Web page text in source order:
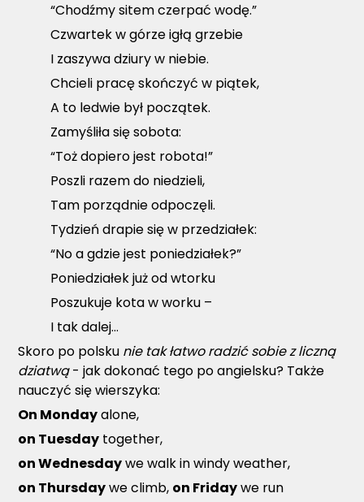
“Chodźmy sitem czerpać wodę.”
Czwartek w górze igłą grzebie
I zaszywa dziury w niebie.
Chcieli pracę skończyć w piątek,
A to ledwie był początek.
Zamyśliła się sobota:
“Toż dopiero jest robota!”
Poszli razem do niedzieli,
Tam porządnie odpoczęli.
Tydzień drapie się w przedziałek:
“No a gdzie jest poniedziałek?”
Poniedziałek już od wtorku
Poszukuje kota w worku –
I tak dalej…
Skoro po polsku nie tak łatwo radzić sobie z liczną
dziatwą- jak dokonać tego po angielsku? Także
nauczyć się wierszyka:
On Mondayalone,
on Tuesday together,
on Wednesdaywe walk in windy weather,
on Thursdaywe climb, on Fridaywe run